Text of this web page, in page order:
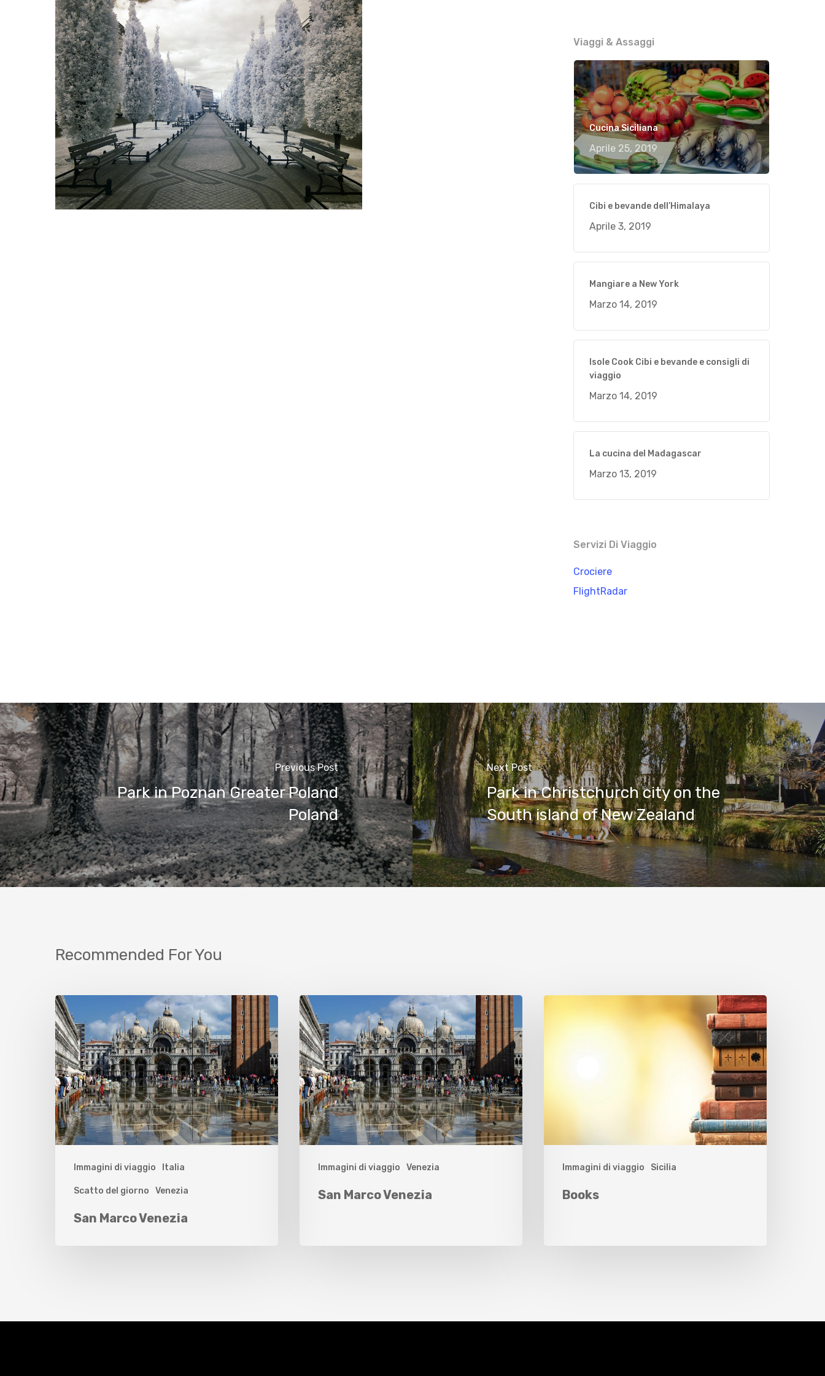
Hit enter to search or ESC to close
Viaggi & Assaggi
Cucina Siciliana
Aprile 25, 2019
Cibi e bevande dell’Himalaya
Aprile 3, 2019
Mangiare a New York
Marzo 14, 2019
Isole Cook Cibi e bevande e consigli di
viaggio
Marzo 14, 2019
La cucina del Madagascar
Marzo 13, 2019
Servizi Di Viaggio
Crociere
FlightRadar
Previous Post
Park in Poznan Greater Poland
Poland
Next Post
Park in Christchurch city on the
South island of New Zealand
Recommended For You
Immagini di viaggio Italia
Scatto del giorno Venezia
San Marco Venezia
Immagini di viaggio Venezia
San Marco Venezia
Immagini di viaggio Sicilia
Books